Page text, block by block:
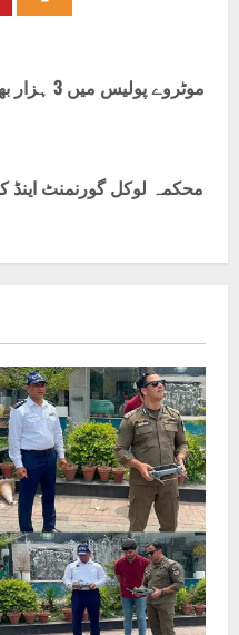
موٹروے
محکمہ لوکل گورنمنٹ اینڈ